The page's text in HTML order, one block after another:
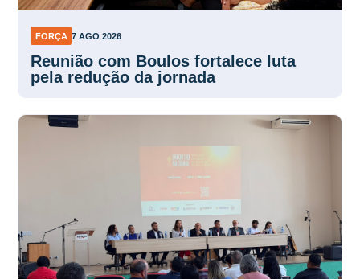
FORÇA 7 AGO 2026
Reunião com Boulos fortalece luta
pela redução da jornada